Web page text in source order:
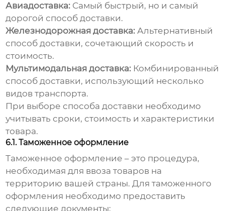
Авиадоставка: Самый быстрый, но и самый
дорогой способ доставки.
Железнодорожная доставка: Альтернативный
способ доставки, сочетающий скорость и
стоимость.
Мультимодальная доставка: Комбинированный
способ доставки, использующий несколько
видов транспорта.
При выборе способа доставки необходимо
учитывать сроки, стоимость и характеристики
товара.
6.1. Таможенное оформление
Таможенное оформление – это процедура,
необходимая для ввоза товаров на
территорию вашей страны. Для таможенного
оформления необходимо предоставить
следующие документы: